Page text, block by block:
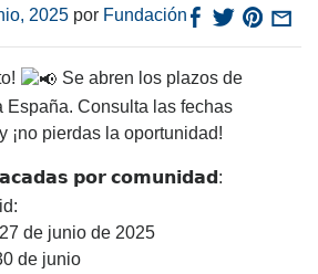
2025 por Fundación
Se abren los plazos de
España. Consulta las fechas
¡no pierdas la oportunidad!
𝗽𝗼𝗿 𝗰𝗼𝗺𝘂𝗻𝗶𝗱𝗮𝗱:
de junio de 2025
de junio